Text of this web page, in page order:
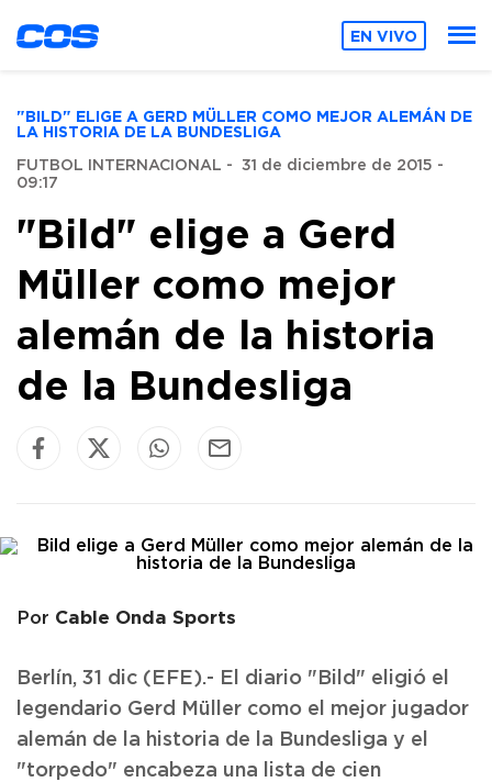
EN VIVO
"BILD" ELIGE A GERD MÜLLER COMO MEJOR ALEMÁN DE
LA HISTORIA DE LA BUNDESLIGA
FUTBOL INTERNACIONAL - 31 de diciembre de 2015 -
09:17
"Bild" elige a Gerd
Müller como mejor
alemán de la historia
de la Bundesliga
Por Cable Onda Sports
Berlín, 31 dic (EFE).- El diario "Bild" eligió el
legendario Gerd Müller como el mejor jugador
alemán de la historia de la Bundesliga y el
"torpedo" encabeza una lista de cien